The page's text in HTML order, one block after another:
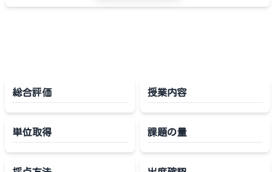
総合評価 授業内容
単位取得 課題の量